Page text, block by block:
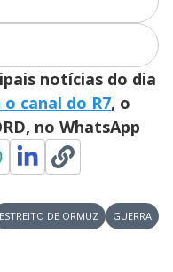
notícias do dia
o canal do R7, o
no WhatsApp
ESTREITO DE ORMUZ GUERRA